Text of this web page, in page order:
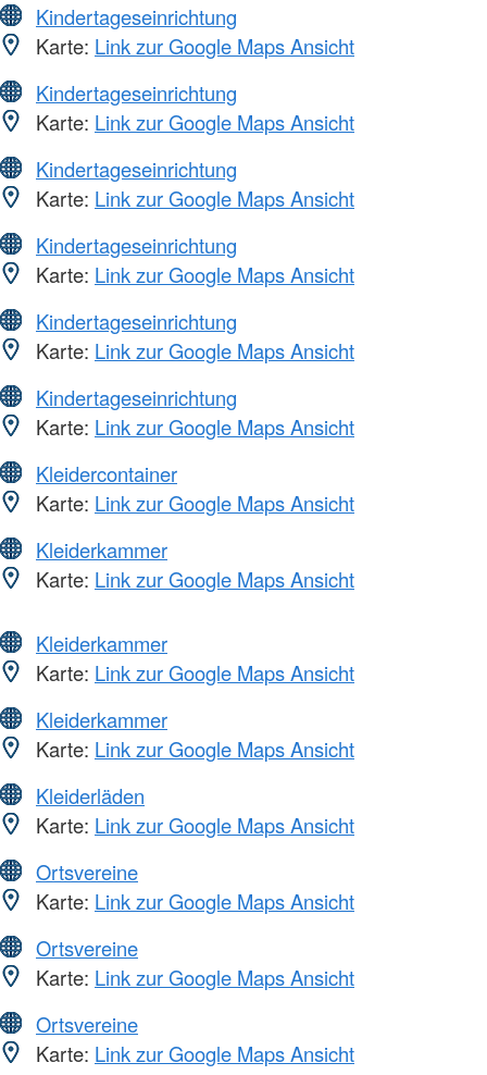
Kindertageseinrichtung
Karte: Link zur Google Maps Ansicht
Kindertageseinrichtung
Karte: Link zur Google Maps Ansicht
Kindertageseinrichtung
Karte: Link zur Google Maps Ansicht
Kindertageseinrichtung
Karte: Link zur Google Maps Ansicht
Kindertageseinrichtung
Karte: Link zur Google Maps Ansicht
Kindertageseinrichtung
Karte: Link zur Google Maps Ansicht
Kleidercontainer
Karte: Link zur Google Maps Ansicht
Kleiderkammer
Karte: Link zur Google Maps Ansicht
Kleiderkammer
Karte: Link zur Google Maps Ansicht
Kleiderkammer
Karte: Link zur Google Maps Ansicht
Kleiderläden
Karte: Link zur Google Maps Ansicht
Ortsvereine
Karte: Link zur Google Maps Ansicht
Ortsvereine
Karte: Link zur Google Maps Ansicht
Ortsvereine
Karte: Link zur Google Maps Ansicht